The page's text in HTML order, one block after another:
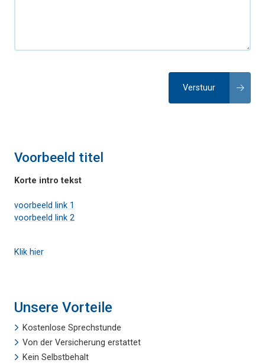
Voorbeeld titel
Korte intro tekst
voorbeeld link 1
voorbeeld link 2
Klik hier
Unsere Vorteile
Kostenlose Sprechstunde
Von der Versicherung erstattet
Kein Selbstbehalt